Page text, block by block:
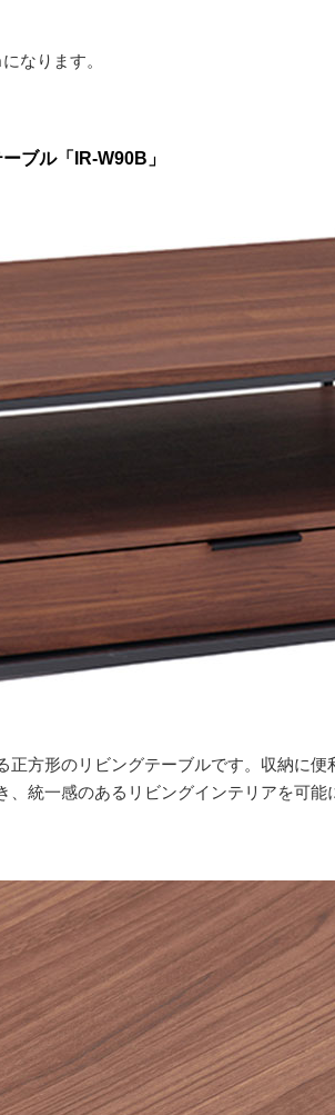
なります。
ブル「IR-W90B」
方形のリビングテーブルです。収納に
統一感のあるリビングインテリアを可能